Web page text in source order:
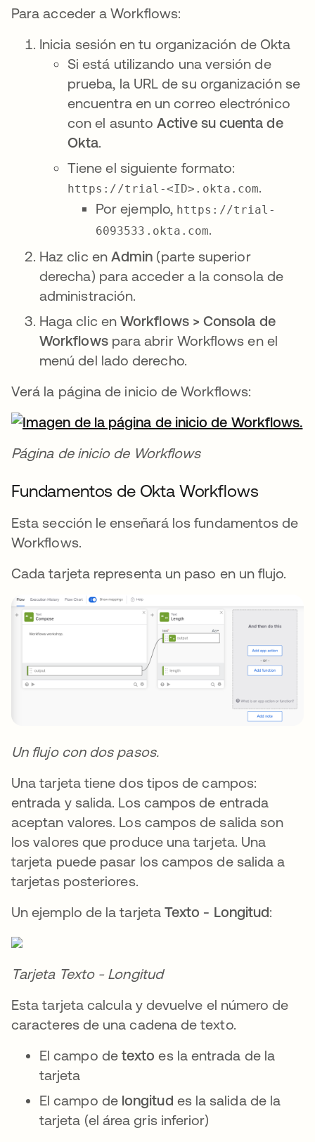
Para acceder a Workflows:
Inicia sesión en tu organización de Okta
Si está utilizando una versión de
prueba, la URL de su organización se
encuentra en un correo electrónico
con el asuntoActive su cuenta de
Okta.
Tiene el siguiente formato:
https://trial-<ID>.okta.com.
Por ejemplo, https://trial-
6093533.okta.com.
Haz clic en Admin (parte superior
derecha) para acceder a la consola de
administración.
Haga clic enWorkflows > Consola de
Workflowspara abrir Workflows en el
menú del lado derecho.
Verá la página de inicio de Workflows:
Página de inicio de Workflows
Fundamentos de Okta Workflows
Esta sección le enseñará los fundamentos de
Workflows.
Cada tarjeta representa un paso en un flujo.
Un flujo con dos pasos.
Una tarjeta tiene dos tipos de campos:
entrada y salida. Los campos de entrada
aceptan valores. Los campos de salida son
los valores que produce una tarjeta. Una
tarjeta puede pasar los campos de salida a
tarjetas posteriores.
Un ejemplo de la tarjeta Texto - Longitud:
Tarjeta Texto - Longitud
Esta tarjeta calcula y devuelve el número de
caracteres de una cadena de texto.
El campo de texto es la entrada de la
tarjeta
El campo de longitud es la salida de la
tarjeta (el área gris inferior)